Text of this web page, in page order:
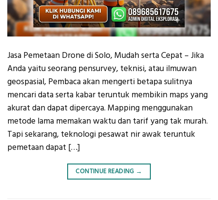
Jasa Pemetaan Drone di Solo, Mudah serta Cepat – Jika
Anda yaitu seorang pensurvey, teknisi, atau ilmuwan
geospasial, Pembaca akan mengerti betapa sulitnya
mencari data serta kabar teruntuk membikin maps yang
akurat dan dapat dipercaya. Mapping menggunakan
metode lama memakan waktu dan tarif yang tak murah.
Tapi sekarang, teknologi pesawat nir awak teruntuk
pemetaan dapat […]
CONTINUE READING →